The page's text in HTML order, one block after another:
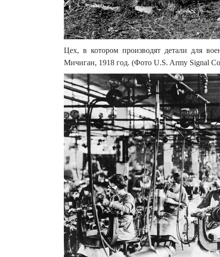
Цех, в котором производят детали для
Мичиган, 1918 год. (Фото U.S. Army Signal